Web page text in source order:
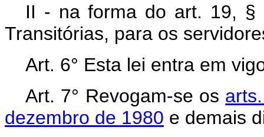
II - na forma do art. 19, §
Transitórias, para os
Art. 6° Esta lei entra em
Art. 7° Revogam-se os
dezembro de 1980 e demais